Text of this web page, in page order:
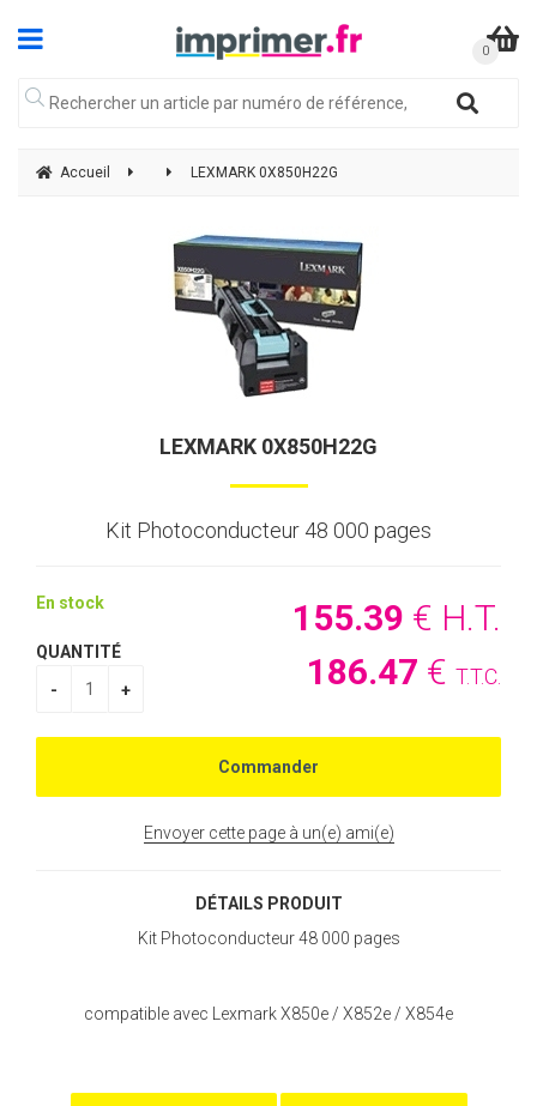
Accueil LEXMARK 0X850H22G
LEXMARK 0X850H22G
Kit Photoconducteur 48 000 pages
155.39 € H.T.
186.47 € T.T.C.
En stock
QUANTITÉ
Envoyer cette page à un(e) ami(e)
DÉTAILS PRODUIT
Kit Photoconducteur 48 000 pages
compatible avec Lexmark X850e / X852e / X854e